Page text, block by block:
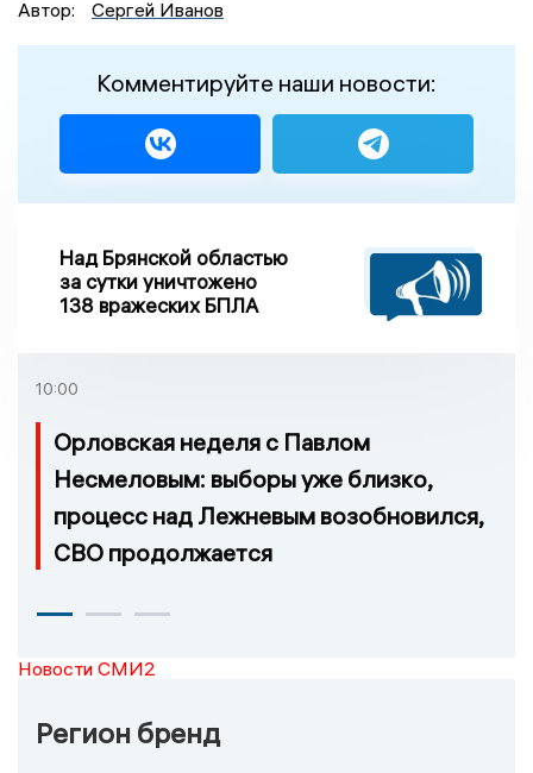
Автор: Сергей Иванов
Комментируйте наши новости:
Над Брянской областью
за сутки уничтожено
138 вражеских БПЛА
10:00
Орловская неделя с Павлом
Несмеловым: выборы уже близко,
процесс над Лежневым возобновился,
СВО продолжается
Новости СМИ2
Регион бренд